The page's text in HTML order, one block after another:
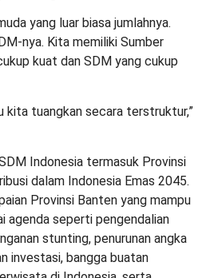
yang luar biasa jumlahnya.
nya. Kita memiliki Sumber
kuat dan SDM yang cukup
kita tuangkan secara terstruktur,”
Indonesia termasuk Provinsi
dalam Indonesia Emas 2045.
Provinsi Banten yang mampu
agenda seperti pengendalian
stunting, penurunan angka
investasi, bangga buatan